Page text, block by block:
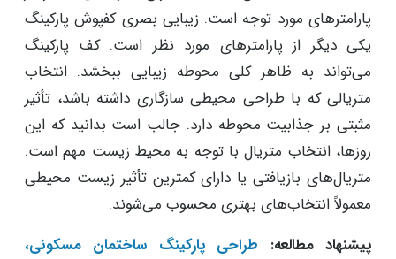
پارامترهای مورد توجه است. زیبایی بصری کفپوش پارکینگ
یکی دیگر از پارامترهای مورد نظر است. کف پارکینگ
می‌تواند به ظاهر کلی محوطه زیبایی ببخشد. انتخاب
متریالی که با طراحی محیطی سازگاری داشته باشد، تأثیر
مثبتی بر جذابیت محوطه دارد. جالب است بدانید که این
روزها، انتخاب متریال با توجه به محیط زیست مهم است.
متریال‌های بازیافتی یا دارای کمترین تأثیر زیست محیطی
معمولاً انتخاب‌های بهتری محسوب می‌شوند.
پیشنهاد مطالعه: طراحی پارکینگ ساختمان مسکونی،